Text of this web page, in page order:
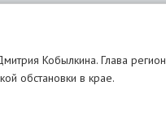
Кобылкина. Глава
обстановки в крае.